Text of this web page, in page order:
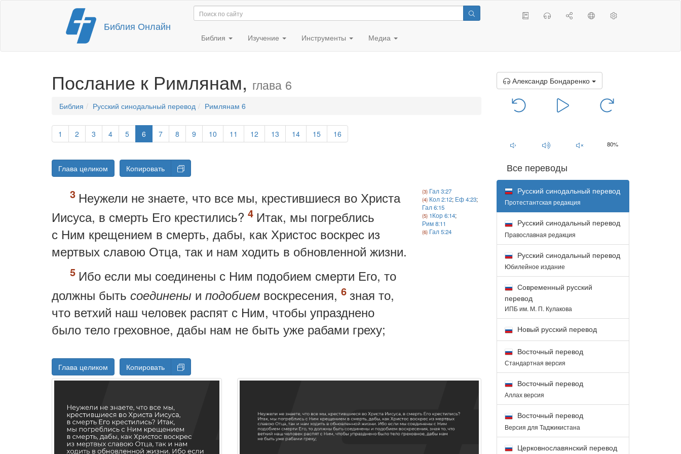
Перейти
содержимому
Библия Онлайн
Библия Изучение Инструменты Медиа
Послание к Римлянам, глава 6
Библия Русский синодальный перевод Римлянам 6
1 2 3 4 5 6 7 8 9 10 11 12 13 14 15 16
Глава целиком Копировать
Неужели не знаете, что все мы, крестившиеся во Христа
Иисуса, в смерть Его крестились?
Итак, мы погреблись
с Ним крещением в смерть, дабы, как Христос воскрес из
мертвых славою Отца, так и нам ходить в обновленной жизни.
Ибо если мы соединены с Ним подобием смерти Его, то
должны быть соединены и подобием воскресения,
зная то,
что ветхий наш человек распят с Ним, чтобы упразднено
было тело греховное, дабы нам не быть уже рабами греху;
Гал 3:27
Кол 2:12; Еф 4:23;
Гал 6:15
1Кор 6:14;
Рим 8:11
Гал 5:24
Глава целиком Копировать
Александр Бондаренко
80%
Все переводы
Русский синодальный перевод
Протестантская редакция
Русский синодальный перевод
Православная редакция
Русский синодальный перевод
Юбилейное издание
Современный русский
перевод
ИПБ им. М. П. Кулакова
Новый русский перевод
Восточный перевод
Стандартная версия
Восточный перевод
Аллах версия
Восточный перевод
Версия для Таджикистана
Церковнославянский перевод